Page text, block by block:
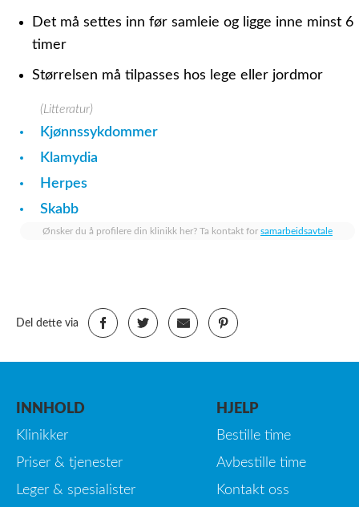
Det må settes inn før samleie og ligge inne minst 6
timer
Størrelsen må tilpasses hos lege eller jordmor
(Litteratur)
Kjønnssykdommer
Klamydia
Herpes
Skabb
Ønsker du å profilere din klinikk her? Ta kontakt for samarbeidsavtale
Del dette via
INNHOLD
Klinikker
Priser & tjenester
Leger & spesialister
HJELP
Bestille time
Avbestille time
Kontakt oss